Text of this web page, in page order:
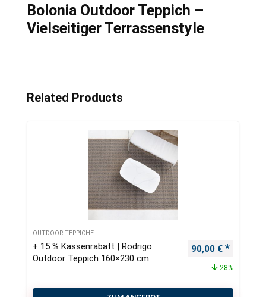
Bolonia Outdoor Teppich –
Vielseitiger Terrassenstyle
Related Products
OUTDOOR TEPPICHE
+ 15 % Kassenrabatt | Rodrigo
Outdoor Teppich 160×230 cm
Ursprünglicher
90,00 €
28%